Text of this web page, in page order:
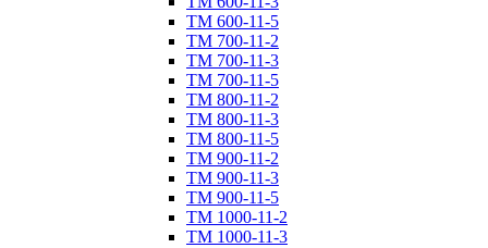
ТM 600-11-5
ТM 700-11-2
ТM 700-11-3
ТM 700-11-5
ТM 800-11-2
ТM 800-11-3
ТM 800-11-5
ТM 900-11-2
ТM 900-11-3
ТM 900-11-5
ТM 1000-11-2
ТM 1000-11-3